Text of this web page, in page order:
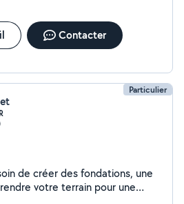
Contacter
Particulier
de créer des fondations, une
votre terrain pour une